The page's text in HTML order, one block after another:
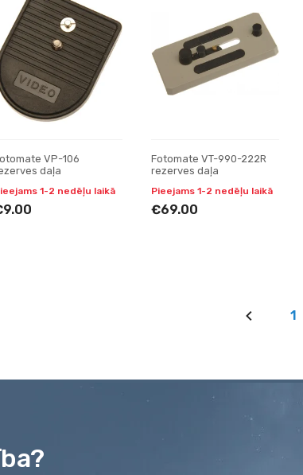
VP-106
daļa
1-2 nedēļu laikā
Fotomate VT-990-222R
rezerves daļa
Pieejams 1-2 nedēļu laikā
€69.00
1